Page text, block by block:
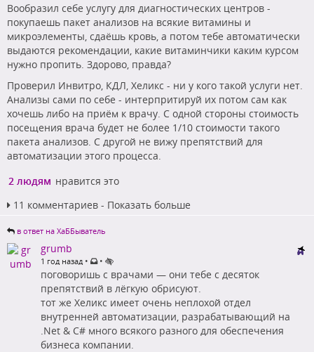
Вообразил себе услугу для диагностических центров -
покупаешь пакет анализов на всякие витамины и
микроэлементы, сдаёшь кровь, а потом тебе автоматически
выдаются рекомендации, какие витаминчики каким курсом
нужно пропить. Здорово, правда?
Проверил Инвитро, КДЛ, Хеликс - ни у кого такой услуги нет.
Анализы сами по себе - интерпритируй их потом сам как
хочешь либо на приём к врачу. С одной стороны стоимость
посещения врача будет не более 1/10 стоимости такого
пакета анализов. С другой не вижу препятствий для
автоматизации этого процесса.
2 людям нравится это
11 комментариев - Показать больше
в ответ на ХаББыватель
grumb
1 год назад • •
поговоришь с врачами — они тебе с десяток
препятствий в лёгкую обрисуют.
тот же Хеликс имеет очень неплохой отдел
внутренней автоматизации, разрабатывающий на
.Net & C# много всякого разного для обеспечения
бизнеса компании.